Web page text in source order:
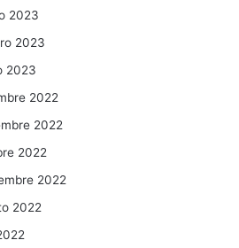
2023
2023
2023
2022
2022
2022
2022
2022